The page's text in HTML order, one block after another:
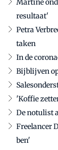
Martine
resultaat'
Petra
taken
In de
Bijblijven
'Koffie
De notulist
Freelancer
ben'